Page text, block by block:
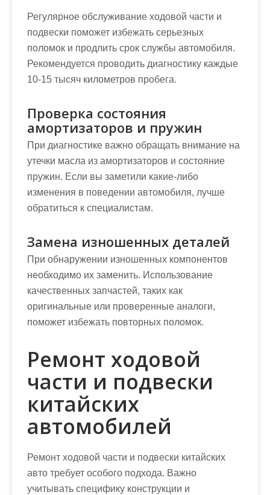
Регулярное обслуживание ходовой части и
подвески поможет избежать серьезных
поломок и продлить срок службы автомобиля.
Рекомендуется проводить диагностику каждые
10-15 тысяч километров пробега.
Проверка состояния
амортизаторов и пружин
При диагностике важно обращать внимание на
утечки масла из амортизаторов и состояние
пружин. Если вы заметили какие-либо
изменения в поведении автомобиля, лучше
обратиться к специалистам.
Замена изношенных деталей
При обнаружении изношенных компонентов
необходимо их заменить. Использование
качественных запчастей, таких как
оригинальные или проверенные аналоги,
поможет избежать повторных поломок.
Ремонт ходовой
части и подвески
китайских
автомобилей
Ремонт ходовой части и подвески китайских
авто требует особого подхода. Важно
учитывать специфику конструкции и